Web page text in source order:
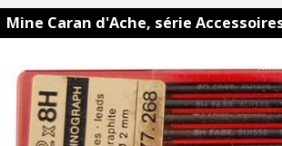
Mine Caran d'Ache, série